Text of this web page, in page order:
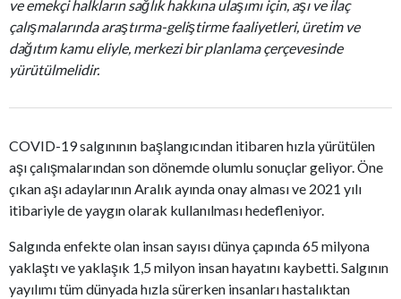
ve emekçi halkların sağlık hakkına ulaşımı için, aşı ve ilaç
çalışmalarında araştırma-geliştirme faaliyetleri, üretim ve
dağıtım kamu eliyle, merkezi bir planlama çerçevesinde
yürütülmelidir.
COVID-19 salgınının başlangıcından itibaren hızla yürütülen
aşı çalışmalarından son dönemde olumlu sonuçlar geliyor. Öne
çıkan aşı adaylarının Aralık ayında onay alması ve 2021 yılı
itibariyle de yaygın olarak kullanılması hedefleniyor.
Salgında enfekte olan insan sayısı dünya çapında 65 milyona
yaklaştı ve yaklaşık 1,5 milyon insan hayatını kaybetti. Salgının
yayılımı tüm dünyada hızla sürerken insanları hastalıktan